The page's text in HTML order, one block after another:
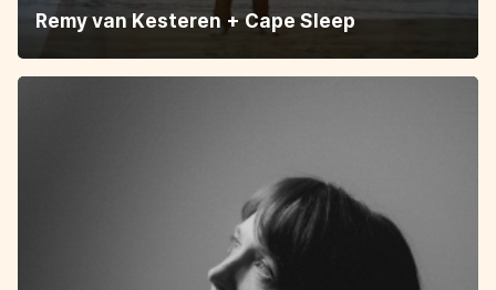
Remy van Kesteren + Cape Sleep